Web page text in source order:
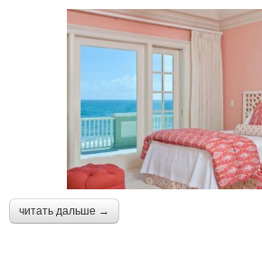
читать дальше →